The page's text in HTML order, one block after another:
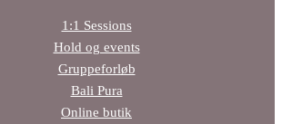
1:1 Sessions
Hold og events
Gruppeforløb
Bali Pura
Online butik